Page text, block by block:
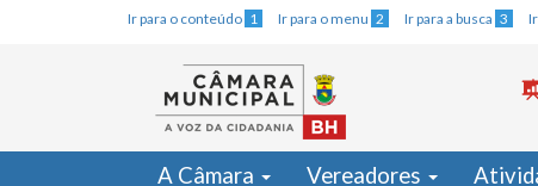
Ir para o conteúdo 1 Ir para o menu 2 Ir para a busca 3
A Câmara Vereadores